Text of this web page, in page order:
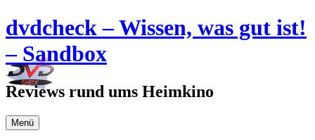
Zum
Inhalt
springen
dvdcheck – Wissen, was gut ist!
– Sandbox
Reviews rund ums Heimkino
Menü